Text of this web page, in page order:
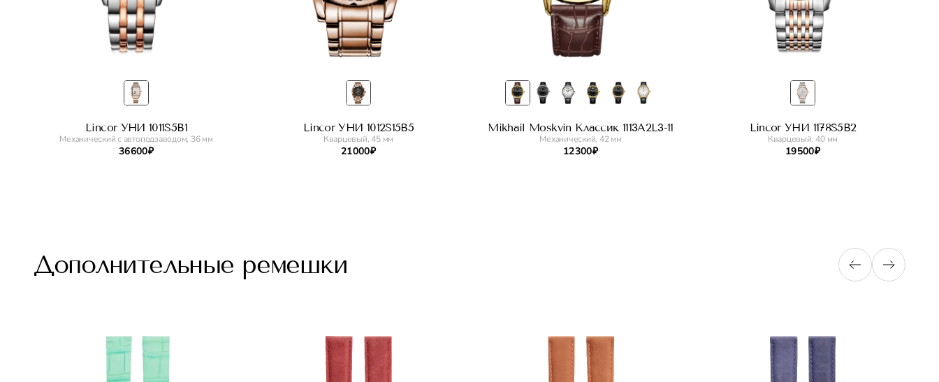
Lincor УНИ 1011S5B1
Механический с автоподзаводом, 36 мм
36 600 ₽
Lincor УНИ 1012S15B5
Кварцевый, 45 мм
21 000 ₽
Mikhail Moskvin Классик 1113A2L3-11
Механический, 42 мм
12 300 ₽
Lincor УНИ 1178S5B2
Кварцевый, 40 мм
19 500 ₽
Дополнительные ремешки